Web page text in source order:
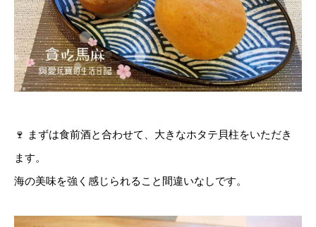
🍷 まずは食前酒と合わせて、大きなホタテ貝柱をいただき
ます。
海の美味を強く感じられること間違いなしです。